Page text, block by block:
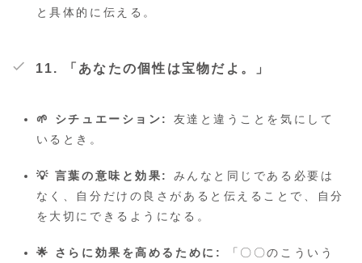
と具体的に伝える。
11. 「あなたの個性は宝物だよ。」
🌱 シチュエーション:
友達と違うことを気にして
いるとき。
💡 言葉の意味と効果:
みんなと同じである必要は
なく、自分だけの良さがあると伝えることで、自分
を大切にできるようになる。
🌟 さらに効果を高めるために:
「〇〇のこういう